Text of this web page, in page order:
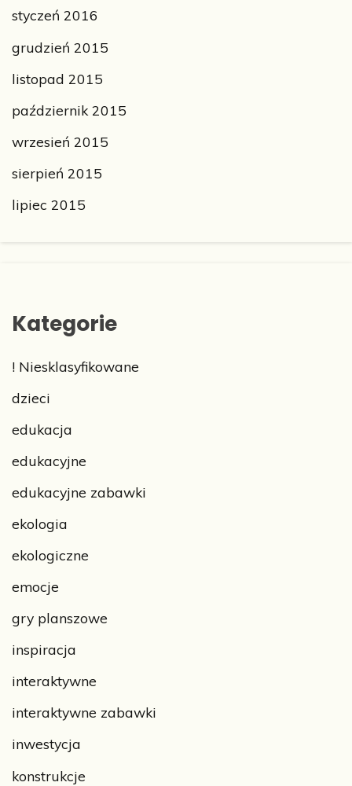
styczeń 2016
grudzień 2015
listopad 2015
październik 2015
wrzesień 2015
sierpień 2015
lipiec 2015
Kategorie
! Niesklasyfikowane
dzieci
edukacja
edukacyjne
edukacyjne zabawki
ekologia
ekologiczne
emocje
gry planszowe
inspiracja
interaktywne
interaktywne zabawki
inwestycja
konstrukcje